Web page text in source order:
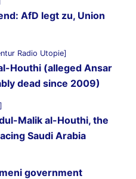
AfD legt zu, Union
Radio Utopie]
Houthi (alleged Ansar
dead since 2009)
Malik al-Houthi, the
Saudi Arabia
government